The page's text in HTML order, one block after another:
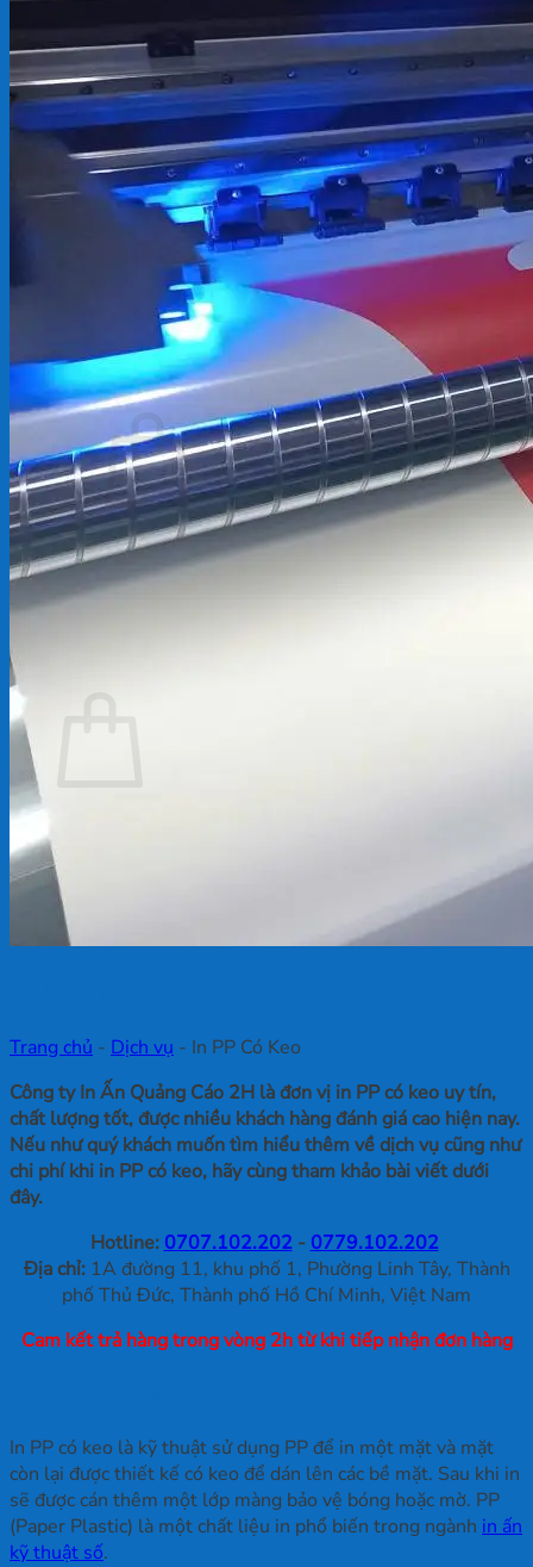
In Tem Nhãn
In Decal
Tin tức
Tin Tức In Kỹ Thuật Số
Tin Tức In UV
Tin tức công ty
Tuyển dụng
Câu hỏi thường gặp
kiếm:
Giỏ hàng /0₫
Chưa có sản phẩm trong giỏ hàng.
Quay trở lại cửa hàng
Quay trở lại cửa hàng
Trang chủ - Dịch vụ - In PP Có Keo
Công ty In Ấn Quảng Cáo 2H là đơn vị in PP có keo uy tín,
chất lượng tốt, được nhiều khách hàng đánh giá cao hiện nay.
Nếu như quý khách muốn tìm hiểu thêm về dịch vụ cũng như
chi phí khi in PP có keo, hãy cùng tham khảo bài viết dưới
đây.
Hotline: 0707.102.202- 0779.102.202
Địa chỉ:1A đường 11, khu phố 1, Phường Linh Tây, Thành
phố Thủ Đức, Thành phố Hồ Chí Minh, Việt Nam
Cam kết trả hàng trong vòng 2h từ khi tiếp nhận đơn hàng
In PP có keo là kỹ thuật sử dụng PP để in một mặt và mặt
còn lại được thiết kế có keo để dán lên các bề mặt. Sau khi in
sẽ được cán thêm một lớp màng bảo vệ bóng hoặc mờ. PP
(Paper Plastic) là một chất liệu in phổ biến trong ngành in ấn
kỹ thuật số.